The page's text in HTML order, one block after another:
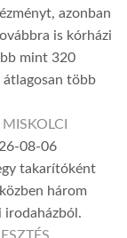
azonban
is kórházi
mint 320
átlagosan több
08-06
takarítóként
három